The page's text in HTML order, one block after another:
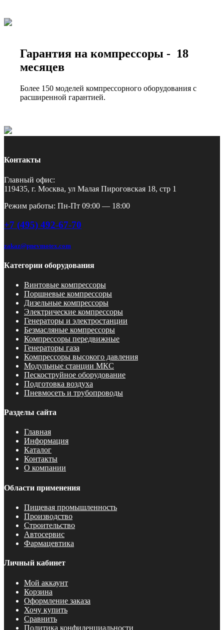
Гарантия на компрессоры - 18
месяцев
Более 150 моделей компрессорного оборудования с
расширенной гарантией.
Контакты
Главный офис:
119435, г. Москва, ул Малая Пироговская 18, стр 1
Режим работы: Пн-Пт 09:00 — 18:00
+7 (495) 492-67-70
zakaz@pnevmotex.com
Категории оборудования
Винтовые компрессоры
Поршневые компрессоры
Дизельные компрессоры
Электрические компрессоры
Генераторы и электростанции
Безмасляные компрессоры
Компрессоры передвижные
Генераторы газа
Компрессоры высокого давления
Модульные станции МКС
Пескоструйное оборудование
Подготовка воздуха
Пневмосеть и трубопроводы
Разделы сайта
Главная
Информация
Каталог
Контакты
О компании
Области применения
Пищевая промышленность
Производство
Строительство
Автосервис
Фармацевтика
Личный кабинет
Мой аккаунт
Корзина
Оформление заказа
Хочу купить
Сравнить
Политика конфиденциальности